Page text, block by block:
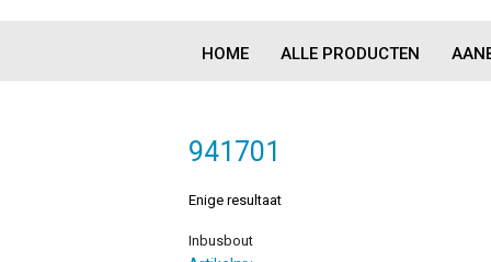
HOME ALLE PRODUCTEN
941701
Enige resultaat
Inbusbout